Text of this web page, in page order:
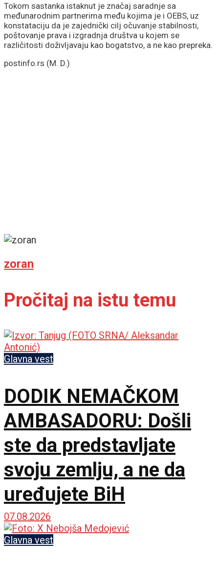
Tokom sastanka istaknut je značaj saradnje sa
međunarodnim partnerima među kojima je i OEBS, uz
konstataciju da je zajednički cilj očuvanje stabilnosti,
poštovanje prava i izgradnja društva u kojem se
različitosti doživljavaju kao bogatstvo, a ne kao prepreka.
postinfo.rs (M. D.)
zoran
Pročitaj na istu temu
Glavna vest
DODIK NEMAČKOM
AMBASADORU: Došli
ste da predstavljate
svoju zemlju, a ne da
uređujete BiH
07.08.2026
Glavna vest